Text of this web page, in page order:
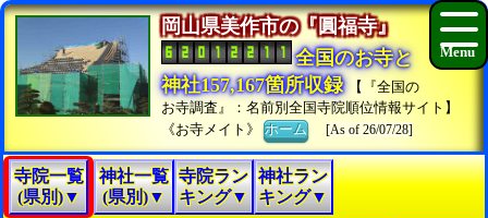
岡山県美作市の『圓福寺』
全国のお寺と
神社157,167箇所収録
【『全国の
お寺調査』：名前別全国寺院順位情報サイト】
《お寺メイト》ホーム [As of 26/07/28]
寺院一覧
(県別)▼
神社一覧
(県別)▼
寺院ラン
キング▼
神社ラン
キング▼